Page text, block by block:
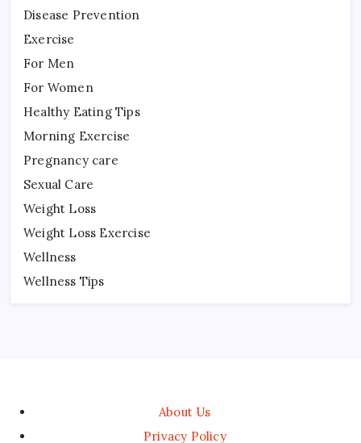
Disease Prevention
Exercise
For Men
For Women
Healthy Eating Tips
Morning Exercise
Pregnancy care
Sexual Care
Weight Loss
Weight Loss Exercise
Wellness
Wellness Tips
About Us
Privacy Policy